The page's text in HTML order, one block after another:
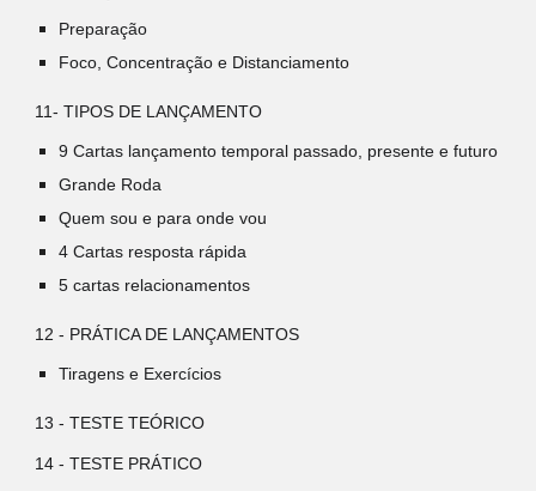
Preparação
Foco, Concentração e Distanciamento
11- TIPOS DE LANÇAMENTO
9 Cartas lançamento temporal passado, presente e futuro
Grande Roda
Quem sou e para onde vou
4 Cartas resposta rápida
5 cartas relacionamentos
12 - PRÁTICA DE LANÇAMENTOS
Tiragens e Exercícios
13 - TESTE TEÓRICO
14 - TESTE PRÁTICO